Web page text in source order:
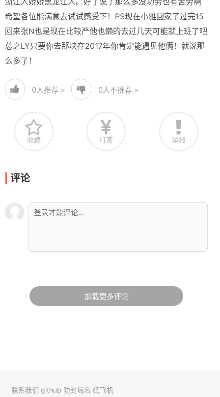
希望各位能满意去试试感受下！PS现在小雅回家了过完15
回来张N也是现在比较严他也懒的去过几天可能就上班了吧
总之LY只要你去那块在2017年你肯定能遇见他俩！就说那
么多了！
0人推荐 > 0人不推荐 >
收藏 打赏 举报
评论
加载更多评论
联系我们 github 防封域名 纸飞机